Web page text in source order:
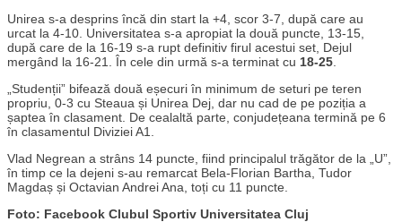
Unirea s-a desprins încă din start la +4, scor 3-7, după care au
urcat la 4-10. Universitatea s-a apropiat la două puncte, 13-15,
după care de la 16-19 s-a rupt definitiv firul acestui set, Dejul
mergând la 16-21. În cele din urmă s-a terminat cu 18-25
„Studenții” bifează două eșecuri în minimum de seturi pe teren
propriu, 0-3 cu Steaua și Unirea Dej, dar nu cad de pe poziția a
șaptea în clasament. De cealaltă parte, conjudețeana termină pe 6
în clasamentul Diviziei A1.
Vlad Negrean a strâns 14 puncte, fiind principalul trăgător de la „U”,
în timp ce la dejeni s-au remarcat Bela-Florian Bartha, Tudor
Magdaș și Octavian Andrei Ana, toți cu 11 puncte.
Foto: Facebook Clubul Sportiv Universitatea Cluj